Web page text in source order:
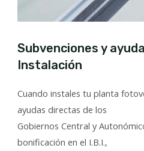
Subvenciones y
Instalación
Cuando instales tu planta
ayudas directas de los
Gobiernos Central y
bonificación en el I.B.I.,